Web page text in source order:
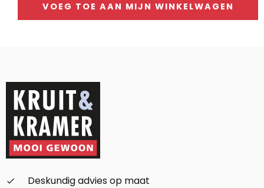
VOEG TOE AAN MIJN WINKELWAGEN
check_small
Deskundig advies op maat